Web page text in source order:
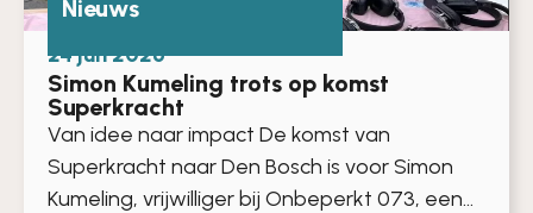
Nieuws
24 jun 2026
Simon Kumeling trots op komst
Superkracht
Van idee naar impact De komst van
Superkracht naar Den Bosch is voor Simon
Kumeling, vrijwilliger bij Onbeperkt 073, een...